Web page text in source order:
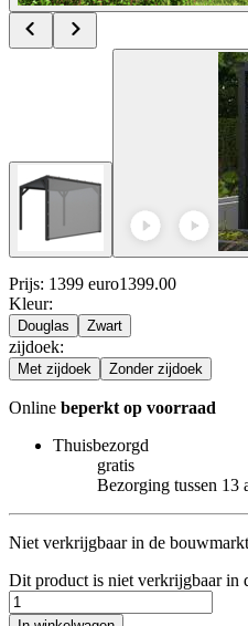
Prijs: 1399 euro1399.00
Kleur:
Douglas Zwart
zijdoek:
Met zijdoek Zonder zijdoek
Online beperkt op voorraad
Thuisbezorgd
gratis
Bezorging tussen 13
Niet verkrijgbaar in de bouwmarkt
Dit product is niet verkrijgbaar in